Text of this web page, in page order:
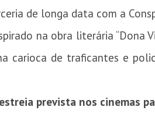
de longa data com a
na obra literária “Dona
carioca de traficantes e
prevista nos cinemas